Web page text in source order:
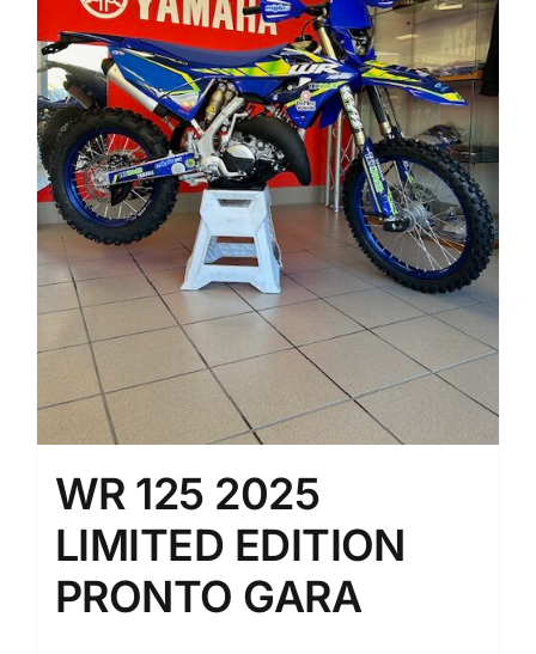
WR 125 2025
LIMITED EDITION
PRONTO GARA